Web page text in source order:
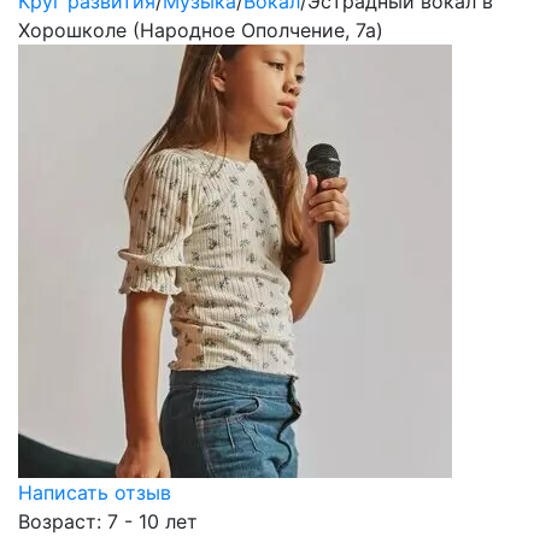
Хорошколе (Народное Ополчение, 7а)
Написать отзыв
Возраст: 7 - 10 лет